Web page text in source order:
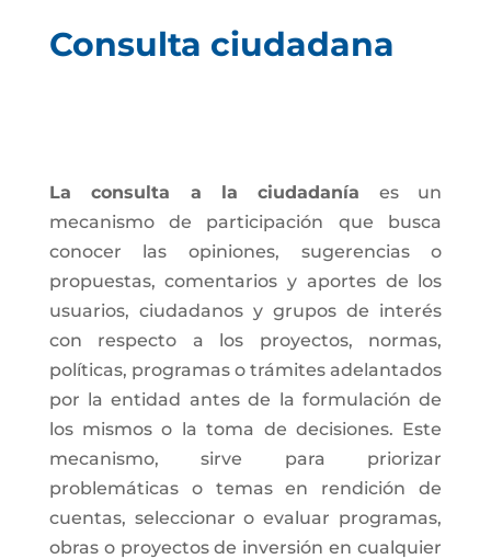
Consulta ciudadana
La consulta a la ciudadanía es un
mecanismo de participación que busca
conocer las opiniones, sugerencias o
propuestas, comentarios y aportes de los
usuarios, ciudadanos y grupos de interés
con respecto a los proyectos, normas,
políticas, programas o trámites adelantados
por la entidad antes de la formulación de
los mismos o la toma de decisiones. Este
mecanismo, sirve para priorizar
problemáticas o temas en rendición de
cuentas, seleccionar o evaluar programas,
obras o proyectos de inversión en cualquier